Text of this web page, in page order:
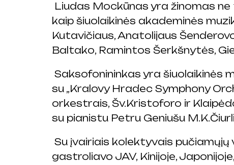
Liudas Mockūnas yra žinomas
kaip šiuolaikinės akademinės
Kutavičiaus, Anatolijaus
Baltako, Ramintos Šerkšnytės,
Saksofonininkas yra šiuolaikinės
su „Kralovy Hradec Symphony
orkestrais, Šv.Kristoforo ir
su pianistu Petru Geniušu
Su įvairiais kolektyvais
gastroliavo JAV, Kinijoje,